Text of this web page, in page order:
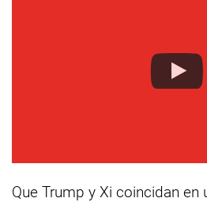
Que Trump y Xi coincidan